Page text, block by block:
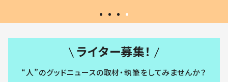
ライター募集！
“人”のグッドニュースの取材・執筆をしてみませんか？